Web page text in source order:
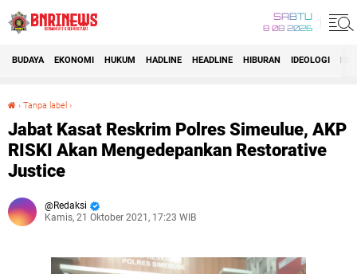
SABTU
8 08 2026
BUDAYA EKONOMI HUKUM HADLINE HEADLINE HIBURAN IDEOLOGI
› Tanpa label ›
Jabat Kasat Reskrim Polres Simeulue, AKP
RISKI Akan Mengedepankan Restorative
Justice
Redaksi
Kamis, 21 Oktober 2021, 17:23 WIB